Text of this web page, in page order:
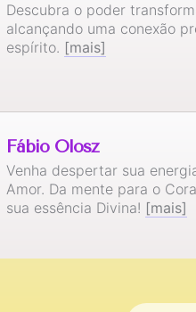
Descubra o poder
alcançando uma conexão
espírito. [mais]
Fábio Olosz
Venha despertar sua
Amor. Da mente para o
sua essência Divina! [mais]